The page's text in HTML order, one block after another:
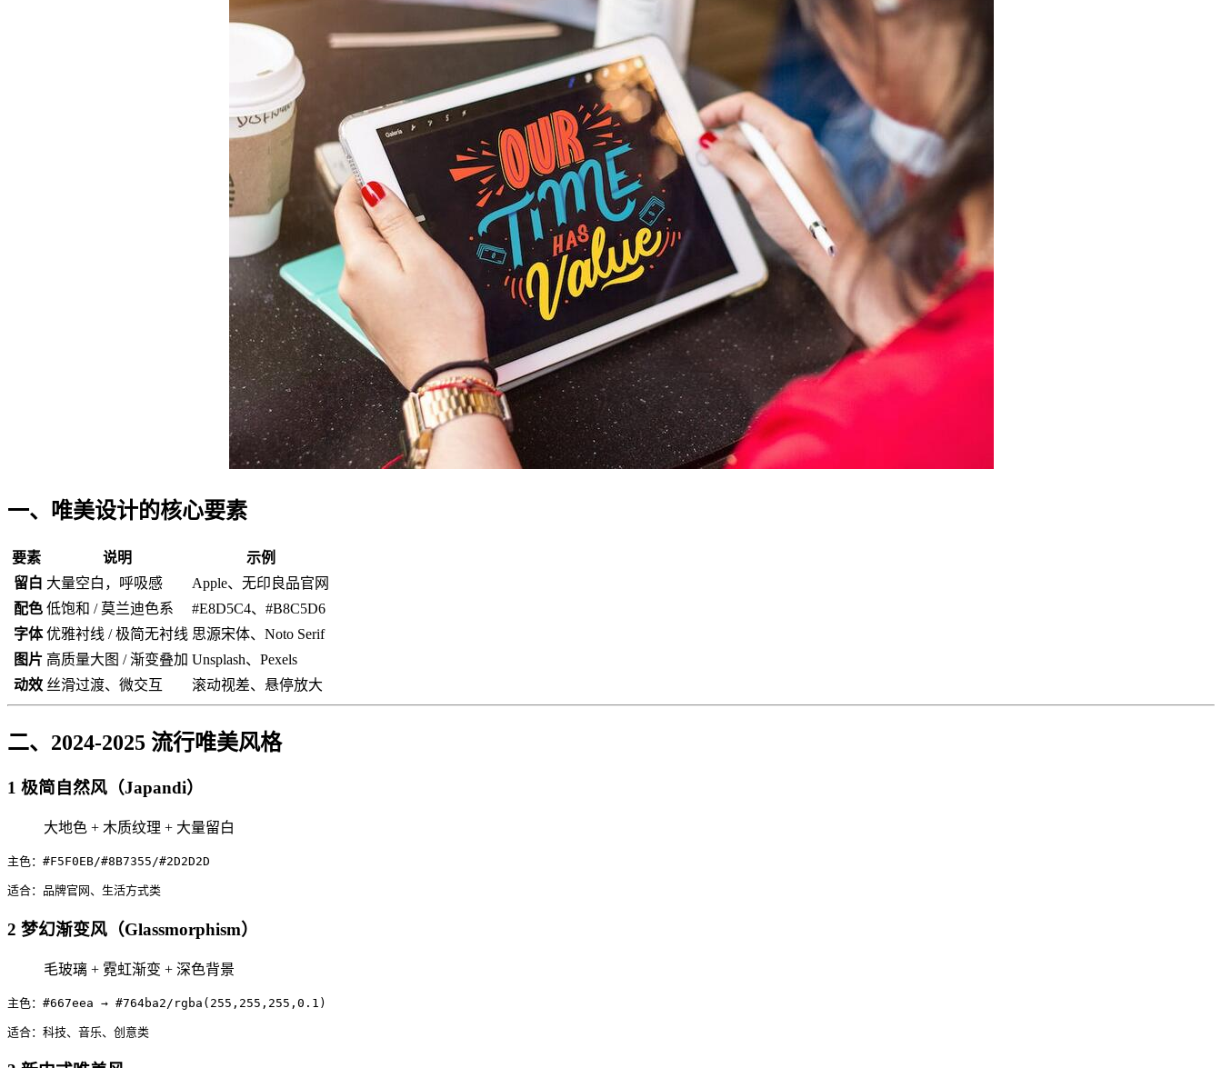
一、唯美设计的核心要素
要素 说明
示例
留白 大量空白，呼吸感
Apple、无印良品官网
配色 低饱和 / 莫兰迪色系
#E8D5C4、#B8C5D6
字体 优雅衬线 / 极简无衬线 思源宋体、Noto Serif
图片 高质量大图 / 渐变叠加 Unsplash、Pexels
动效 丝滑过渡、微交互 滚动视差、悬停放大
二、2024-2025 流行唯美风格
1️ 极简自然风（Japandi）
大地色 + 木质纹理 + 大量留白
主色：#F5F0EB/#8B7355/#2D2D2D
适合：品牌官网、生活方式类
2️ 梦幻渐变风（Glassmorphism）
毛玻璃 + 霓虹渐变 + 深色背景
主色：#667eea → #764ba2/rgba(255,255,255,0.1)
适合：科技、音乐、创意类